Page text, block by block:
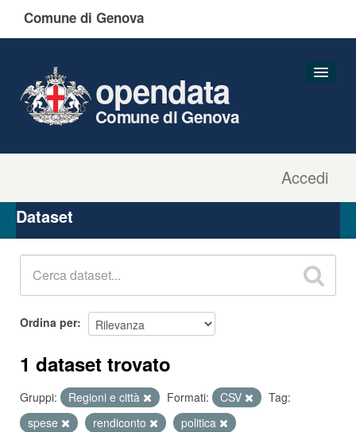
Comune di Genova
Accedi
opendata
Comune di Genova
Organizzazioni
Gruppi
Dataset
Ordina per
1 dataset trovato
Gruppi: Regioni e città Formati: CSV
Tag:
spese
rendiconto
politica